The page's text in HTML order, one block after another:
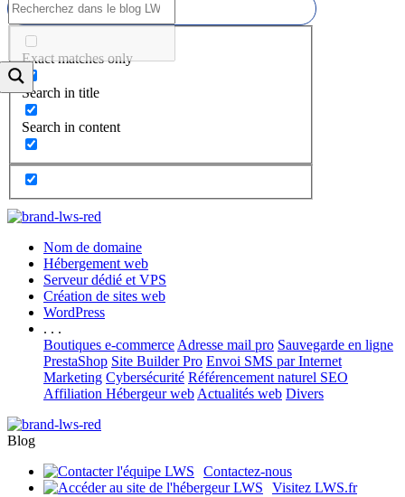
Exact matches only
Search in title
Search in content
Nom de domaine
Hébergement web
Serveur dédié et VPS
Création de sites web
WordPress
. . .
Boutiques e-commerce Adresse mail pro Sauvegarde en ligne
PrestaShop Site Builder Pro Envoi SMS par Internet
Marketing Cybersécurité Référencement naturel SEO
Affiliation Hébergeur web Actualités web Divers
Blog
Contactez-nous
Visitez LWS.fr